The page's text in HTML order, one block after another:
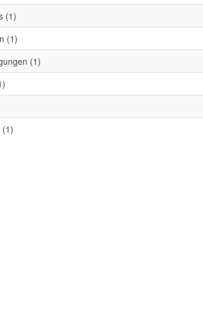
(1)
(1)
(1)
(1)